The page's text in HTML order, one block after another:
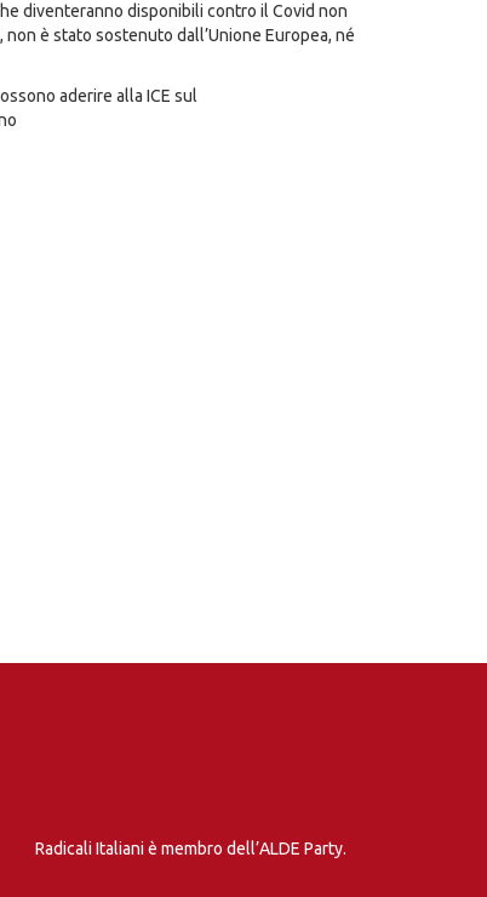
diventeranno disponibili contro il Covid non
è stato sostenuto dall’Unione Europea, né
aderire alla ICE sul
Radicali Italiani è membro dell’ALDE Party.